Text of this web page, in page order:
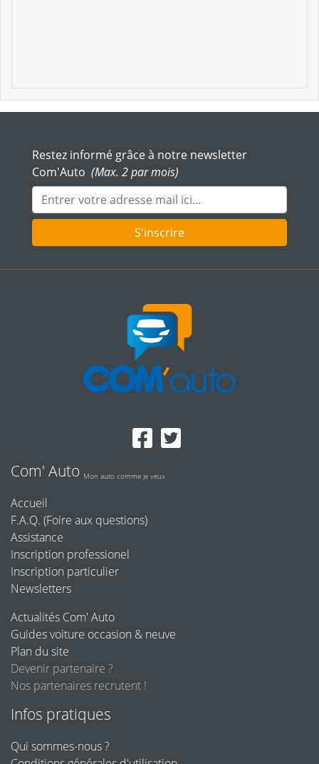
Restez informé grâce à notre newsletter
Com'Auto (Max. 2 par mois)
Adresse mail
S'inscrire
Com' Auto Mon auto comme je veux
Accueil
F.A.Q. (Foire aux questions)
Assistance
Inscription professionel
Inscription particulier
Newsletters
Actualités Com' Auto
Guides voiture occasion & neuve
Plan du site
Devenir partenaire ?
Nos partenaires recrutent !
Infos pratiques
Qui sommes-nous ?